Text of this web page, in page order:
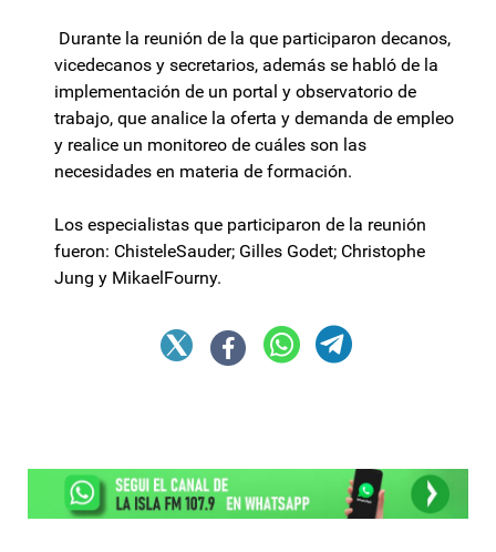
Durante la reunión de la que participaron decanos,
vicedecanos y secretarios, además se habló de la
implementación de un portal y observatorio de
trabajo, que analice la oferta y demanda de empleo
y realice un monitoreo de cuáles son las
necesidades en materia de formación.
Los especialistas que participaron de la reunión
fueron: ChisteleSauder; Gilles Godet; Christophe
Jung y MikaelFourny.